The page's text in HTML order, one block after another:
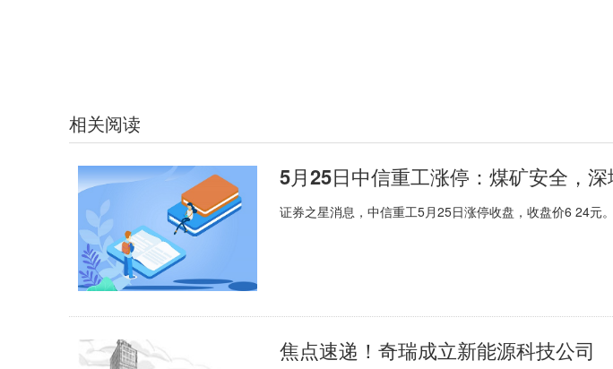
相关阅读
证券之星消息，中信重工5月25日涨停收盘，收盘价6 24元
焦点速递！奇瑞成立新能源科技公司